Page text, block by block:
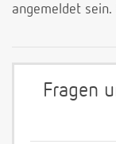
angemeldet
Fragen